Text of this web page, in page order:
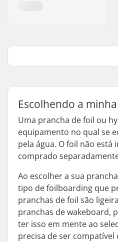
Escolhendo a
Uma prancha de foil ou
equipamento no qual se
pela água. O foil não está
comprado
Ao escolher a sua
tipo de foilboarding que
pranchas de foil são
pranchas de wakeboard,
ter isso em mente ao
precisa de ser compatível